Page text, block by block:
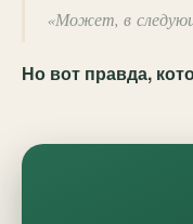
«Может, в
Но вот правда,